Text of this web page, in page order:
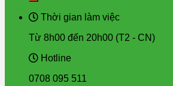
Thời gian làm việc
Từ 8h00 đến 20h00 (T2 - CN)
Hotline
0708 095 511